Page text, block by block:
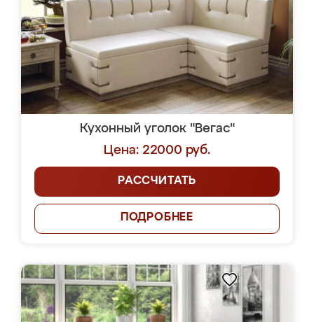
Кухонный уголок "Вегас"
Цена: 22000 руб.
РАССЧИТАТЬ
ПОДРОБНЕЕ